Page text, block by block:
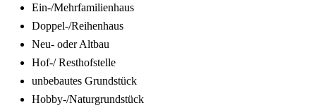
Ein-/Mehrfamilienhaus
Doppel-/Reihenhaus
Neu- oder Altbau
Hof-/ Resthofstelle
unbebautes Grundstück
Hobby-/Naturgrundstück